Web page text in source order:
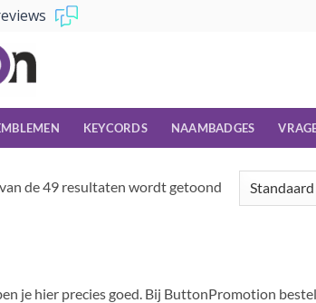
KEYCORDS NAAMBADGES
de 49 resultaten wordt getoond
je hier precies goed. Bij ButtonPromotion